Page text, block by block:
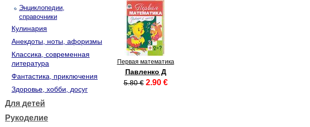
Энциклопедии,
справочники
Кулинария
Анекдоты, ноты, афоризмы
Классика, современная
литература
Фантастика, приключения
Здоровье, хобби, досуг
Для детей
Рукоделие
Первая математика
Павленко Д
5.80 € 2.90 €